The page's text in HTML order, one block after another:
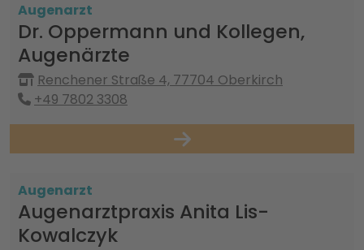
Augenarzt
Dr. Oppermann und Kollegen,
Augenärzte
Renchener Straße 4, 77704 Oberkirch
+49 7802 3308
Augenarzt
Augenarztpraxis Anita Lis-
Kowalczyk